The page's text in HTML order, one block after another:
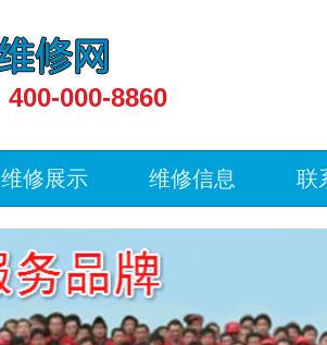
400-000-8860
维修展示 维修信息 联